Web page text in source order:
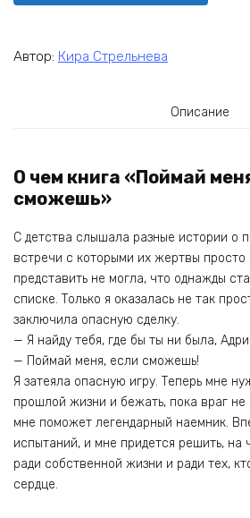
Автор: Кира Стрельнева
Описание
О чем книга «Поймай
сможешь»
С детства слышала разные истории о
встречи с которыми их жертвы
представить не могла, что однажды
списке. Только я оказалась не так
заключила опасную сделку.
— Я найду тебя, где бы ты ни была,
— Поймай меня, если сможешь!
Я затеяла опасную игру. Теперь мне
прошлой жизни и бежать, пока враг не
мне поможет легендарный наемник.
испытаний, и мне придется решить, на
ради собственной жизни и ради тех,
сердце.